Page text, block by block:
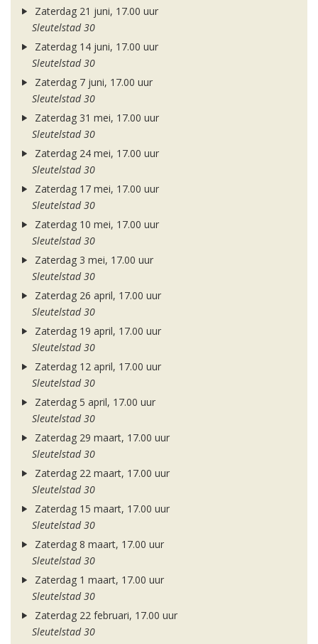
Zaterdag 21 juni, 17.00 uur
Sleutelstad 30
Zaterdag 14 juni, 17.00 uur
Sleutelstad 30
Zaterdag 7 juni, 17.00 uur
Sleutelstad 30
Zaterdag 31 mei, 17.00 uur
Sleutelstad 30
Zaterdag 24 mei, 17.00 uur
Sleutelstad 30
Zaterdag 17 mei, 17.00 uur
Sleutelstad 30
Zaterdag 10 mei, 17.00 uur
Sleutelstad 30
Zaterdag 3 mei, 17.00 uur
Sleutelstad 30
Zaterdag 26 april, 17.00 uur
Sleutelstad 30
Zaterdag 19 april, 17.00 uur
Sleutelstad 30
Zaterdag 12 april, 17.00 uur
Sleutelstad 30
Zaterdag 5 april, 17.00 uur
Sleutelstad 30
Zaterdag 29 maart, 17.00 uur
Sleutelstad 30
Zaterdag 22 maart, 17.00 uur
Sleutelstad 30
Zaterdag 15 maart, 17.00 uur
Sleutelstad 30
Zaterdag 8 maart, 17.00 uur
Sleutelstad 30
Zaterdag 1 maart, 17.00 uur
Sleutelstad 30
Zaterdag 22 februari, 17.00 uur
Sleutelstad 30